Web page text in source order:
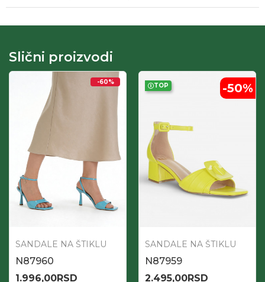
Slični proizvodi
-60%
SANDALE NA ŠTIKLU
N87960
1.996,00RSD
TOP -50%
SANDALE NA ŠTIKLU
N87959
2.495,00RSD